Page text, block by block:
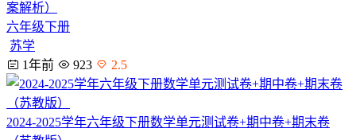
案解析）
六年级下册
苏学
1年前
923 2.5
2024-2025学年六年级下册数学单元测试卷+期中卷+期末卷